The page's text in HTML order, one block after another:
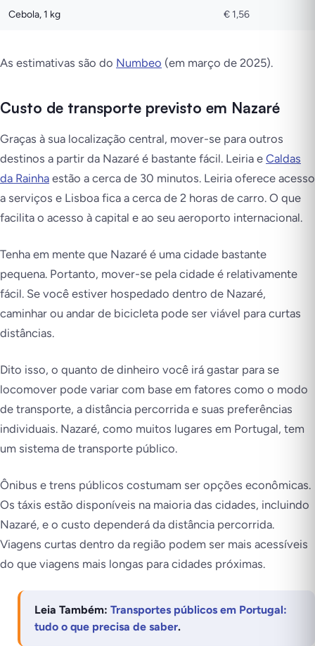
Cebola, 1 kg € 1,56
As estimativas são do Numbeo (em março de 2025).
Custo de transporte previsto em Nazaré
Graças à sua localização central, mover-se para outros
destinos a partir da Nazaré é bastante fácil. Leiria e Caldas
da Rainha estão a cerca de 30 minutos. Leiria oferece acesso
a serviços e Lisboa fica a cerca de 2 horas de carro. O que
facilita o acesso à capital e ao seu aeroporto internacional.
Tenha em mente que Nazaré é uma cidade bastante
pequena. Portanto, mover-se pela cidade é relativamente
fácil. Se você estiver hospedado dentro de Nazaré,
caminhar ou andar de bicicleta pode ser viável para curtas
distâncias.
Dito isso, o quanto de dinheiro você irá gastar para se
locomover pode variar com base em fatores como o modo
de transporte, a distância percorrida e suas preferências
individuais. Nazaré, como muitos lugares em Portugal, tem
um sistema de transporte público.
Ônibus e trens públicos costumam ser opções econômicas.
Os táxis estão disponíveis na maioria das cidades, incluindo
Nazaré, e o custo dependerá da distância percorrida.
Viagens curtas dentro da região podem ser mais acessíveis
do que viagens mais longas para cidades próximas.
Leia Também: Transportes públicos em Portugal:
tudo o que precisa de saber.